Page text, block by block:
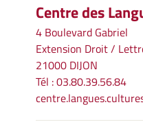
Centre des
4 Boulevard Gabriel
Extension Droit /
21000 DIJON
Tél : 03.80.39.56.84